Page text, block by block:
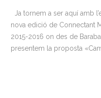
Ja tornem a ser aquí amb
nova edició de Connectant
2015-2016 on des de
presentem la proposta